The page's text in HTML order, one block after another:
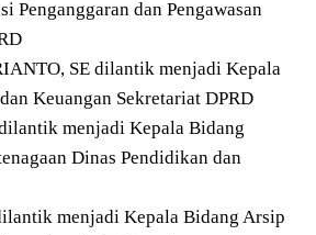
Penganggaran dan Pengawasan
SE dilantik menjadi Kepala
Keuangan Sekretariat DPRD
menjadi Kepala Bidang
Dinas Pendidikan dan
menjadi Kepala Bidang Arsip